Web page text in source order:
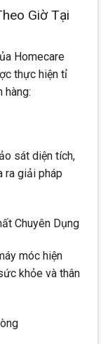
Giờ Tại
Homecare
thực hiện tỉ
hàng:
sát diện tích,
ra giải pháp
Chuyên Dụng
móc hiện
khỏe và thân